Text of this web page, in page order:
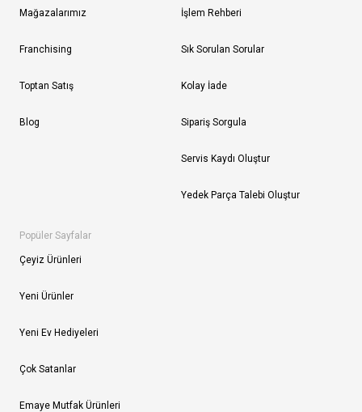
Mağazalarımız
Franchising
Toptan Satış
Blog
İşlem Rehberi
Sık Sorulan Sorular
Kolay İade
Sipariş Sorgula
Servis Kaydı Oluştur
Yedek Parça Talebi Oluştur
Popüler Sayfalar
Çeyiz Ürünleri
Yeni Ürünler
Yeni Ev Hediyeleri
Çok Satanlar
Emaye Mutfak Ürünleri